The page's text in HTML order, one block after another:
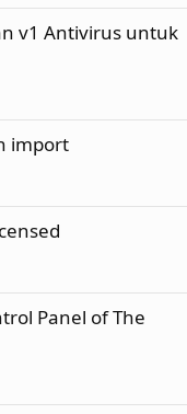
v1 Antivirus untuk
import
Panel of The